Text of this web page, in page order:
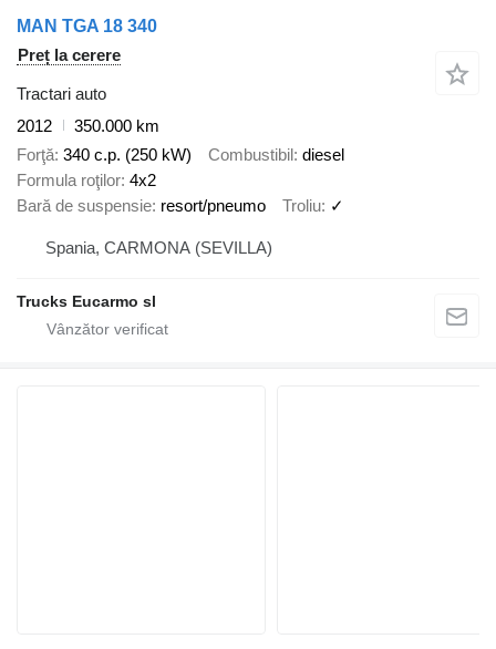
MAN TGA 18 340
Preț la cerere
Tractari auto
2012
350.000 km
Forţă 340 c.p. (250 kW) Combustibil diesel
Formula roţilor 4x2
Bară de suspensie resort/pneumo Troliu ✓
Spania, CARMONA (SEVILLA)
Trucks Eucarmo sl